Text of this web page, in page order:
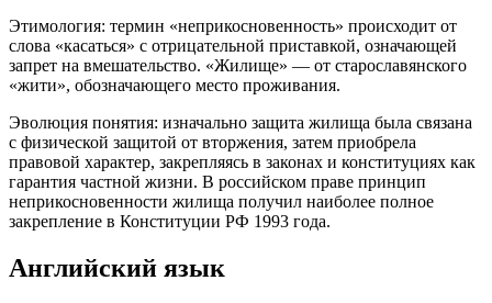
Этимология: термин «неприкосновенность» происходит от
слова «касаться» с отрицательной приставкой, означающей
запрет на вмешательство. «Жилище» — от старославянского
«жити», обозначающего место проживания.
Эволюция понятия: изначально защита жилища была связана
с физической защитой от вторжения, затем приобрела
правовой характер, закрепляясь в законах и конституциях как
гарантия частной жизни. В российском праве принцип
неприкосновенности жилища получил наиболее полное
закрепление в Конституции РФ 1993 года.
Английский язык